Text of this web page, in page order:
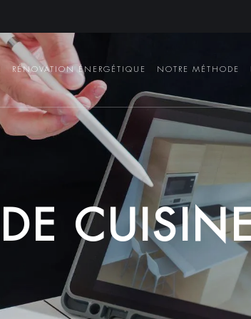
RÉNOVATION ÉNERGÉTIQUE NOTRE MÉTHODE
DE CUISIN